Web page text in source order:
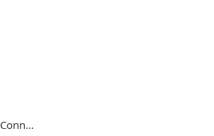
Connexion